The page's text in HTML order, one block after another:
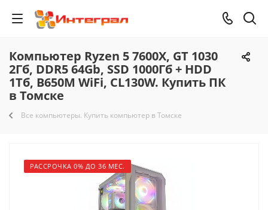
Компьютер Ryzen 5 7600X, GT 1030
2Гб, DDR5 64Gb, SSD 1000Гб + HDD
1Тб, B650M WiFi, CL130W. Купить ПК
в Томске
Все компьютеры. Купить компьютер в Томске
РАССРОЧКА 0% ДО 36 МЕС.